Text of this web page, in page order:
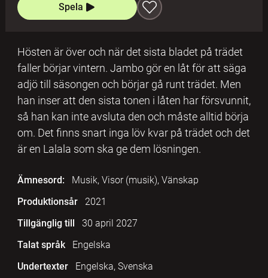
Spela
Hösten är över och när det sista bladet på trädet
faller börjar vintern. Jambo gör en låt för att säga
adjö till säsongen och börjar gå runt trädet. Men
han inser att den sista tonen i låten har försvunnit,
så han kan inte avsluta den och måste alltid börja
om. Det finns snart inga löv kvar på trädet och det
är en Lalala som ska ge dem lösningen.
Ämnesord:
Musik, Visor (musik), Vänskap
Produktionsår
2021
Tillgänglig till
30 april 2027
Talat språk
Engelska
Undertexter
Engelska, Svenska